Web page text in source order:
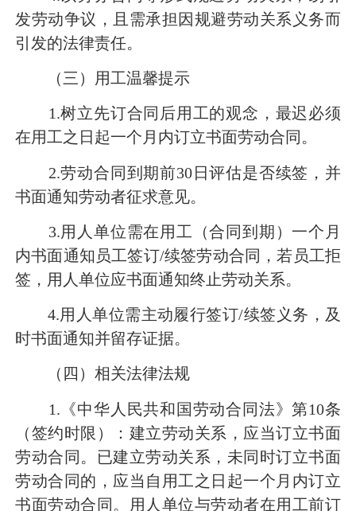
发劳动争议，且需承担因规避劳动关系义务而
引发的法律责任。
（三）用工温馨提示
1.树立先订合同后用工的观念，最迟必须
在用工之日起一个月内订立书面劳动合同。
2.劳动合同到期前30日评估是否续签，并
书面通知劳动者征求意见。
3.用人单位需在用工（合同到期）一个月
内书面通知员工签订/续签劳动合同，若员工拒
签，用人单位应书面通知终止劳动关系。
4.用人单位需主动履行签订/续签义务，及
时书面通知并留存证据。
（四）相关法律法规
1.《中华人民共和国劳动合同法》第10条
（签约时限）：建立劳动关系，应当订立书面
劳动合同。已建立劳动关系，未同时订立书面
劳动合同的，应当自用工之日起一个月内订立
书面劳动合同。用人单位与劳动者在用工前订